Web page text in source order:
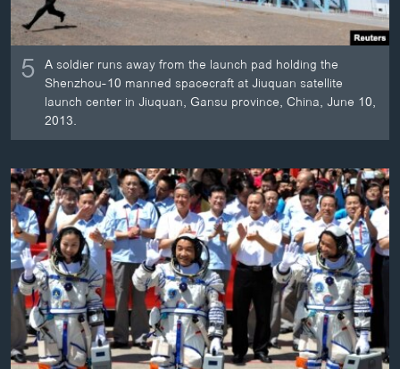
ລາຍການກະຈາຍສຽງ
ລາຍງານ
ຕິດຕາມພວກເຮົາ ທີ່
ພາສາຕ່າງໆ
5 A soldier runs away from the launch pad holding the
Shenzhou-10 manned spacecraft at Jiuquan satellite
launch center in Jiuquan, Gansu province, China, June 10,
2013.